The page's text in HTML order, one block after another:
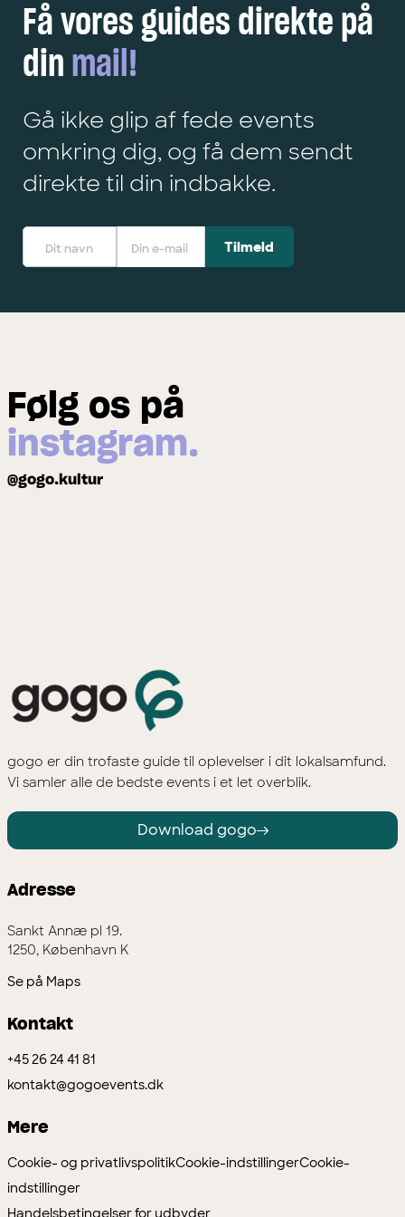
Få vores guides direkte på
din mail!
Gå ikke glip af fede events
omkring dig, og få dem sendt
direkte til din indbakke.
Følg os på
instagram.
@gogo.kultur
gogo er din trofaste guide til oplevelser i dit lokalsamfund.
Vi samler alle de bedste events i et let overblik.
Download gogo
Adresse
Sankt Annæ pl 19.
1250, København K
Se på Maps
Kontakt
+45 26 24 41 81
kontakt@gogoevents.dk
Mere
Cookie- og privatlivspolitikCookie-indstillingerCookie-
indstillinger
Handelsbetingelser for udbyder